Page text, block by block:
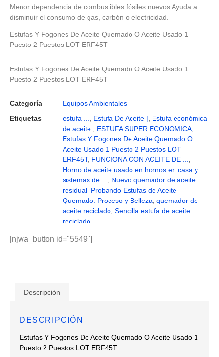
Menor dependencia de combustibles fósiles nuevos Ayuda a
disminuir el consumo de gas, carbón o electricidad.
Estufas Y Fogones De Aceite Quemado O Aceite Usado 1
Puesto 2 Puestos LOT ERF45T
Estufas Y Fogones De Aceite Quemado O Aceite Usado 1
Puesto 2 Puestos LOT ERF45T
Categoría
Equipos Ambientales
Etiquetas
estufa ... Estufa De Aceite |
Estufa económica
de aceite:
ESTUFA SUPER ECONOMICA
Estufas Y Fogones De Aceite Quemado O
Aceite Usado 1 Puesto 2 Puestos LOT
ERF45T, FUNCIONA CON ACEITE DE ...
Horno de aceite usado en hornos en casa y
sistemas de ...
Nuevo quemador de aceite
residual Probando Estufas de Aceite
Quemado: Proceso y Belleza quemador de
aceite reciclado Sencilla estufa de aceite
reciclado.
[njwa_button id="5549"]
Descripción
DESCRIPCIÓN
Estufas Y Fogones De Aceite Quemado O Aceite Usado 1
Puesto 2 Puestos LOT ERF45T